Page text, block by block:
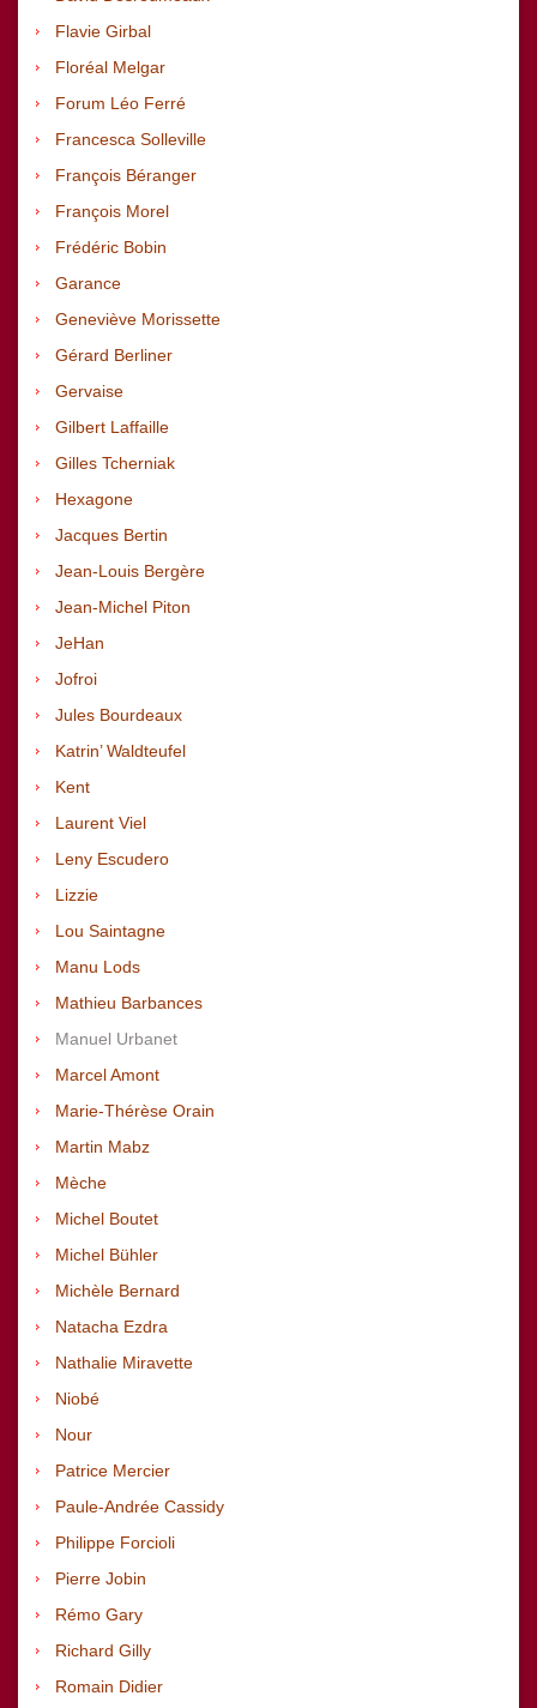
Flavie Girbal
Floréal Melgar
Forum Léo Ferré
Francesca Solleville
François Béranger
François Morel
Frédéric Bobin
Garance
Geneviève Morissette
Gérard Berliner
Gervaise
Gilbert Laffaille
Gilles Tcherniak
Hexagone
Jacques Bertin
Jean-Louis Bergère
Jean-Michel Piton
JeHan
Jofroi
Jules Bourdeaux
Katrin’ Waldteufel
Kent
Laurent Viel
Leny Escudero
Lizzie
Lou Saintagne
Manu Lods
Mathieu Barbances
Manuel Urbanet
Marcel Amont
Marie-Thérèse Orain
Martin Mabz
Mèche
Michel Boutet
Michel Bühler
Michèle Bernard
Natacha Ezdra
Nathalie Miravette
Niobé
Nour
Patrice Mercier
Paule-Andrée Cassidy
Philippe Forcioli
Pierre Jobin
Rémo Gary
Richard Gilly
Romain Didier